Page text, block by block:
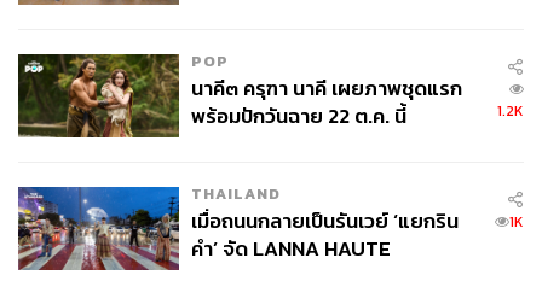
POP
นาคี๓ ครุฑา นาคี เผยภาพชุดแรก
พร้อมปักวันฉาย 22 ต.ค. นี้
1.2K
THAILAND
เมื่อถนนกลายเป็นรันเวย์ ‘แยกริน
คำ’ จัด LANNA HAUTE
1K